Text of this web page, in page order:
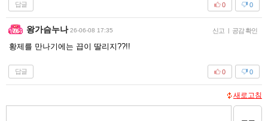
답글 0
0
왕가슴누나 26-06-08 17:35 신고 | 공감 확인
황제를 만나기에는 끕이 딸리지??!!
답글 0
0
새로고침